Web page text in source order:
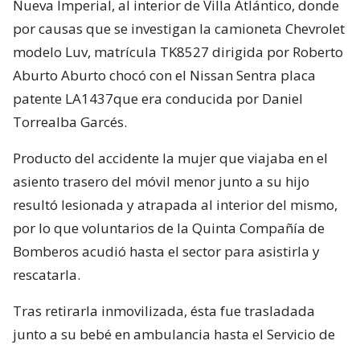
Nueva Imperial, al interior de Villa Atlántico, donde
por causas que se investigan la camioneta Chevrolet
modelo Luv, matrícula TK8527 dirigida por Roberto
Aburto Aburto chocó con el Nissan Sentra placa
patente LA1437que era conducida por Daniel
Torrealba Garcés.
Producto del accidente la mujer que viajaba en el
asiento trasero del móvil menor junto a su hijo
resultó lesionada y atrapada al interior del mismo,
por lo que voluntarios de la Quinta Compañía de
Bomberos acudió hasta el sector para asistirla y
rescatarla.
Tras retirarla inmovilizada, ésta fue trasladada
junto a su bebé en ambulancia hasta el Servicio de